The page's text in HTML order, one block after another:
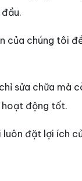
của chúng tôi
sửa chữa mà
hoạt động tốt.
luôn đặt lợi ích